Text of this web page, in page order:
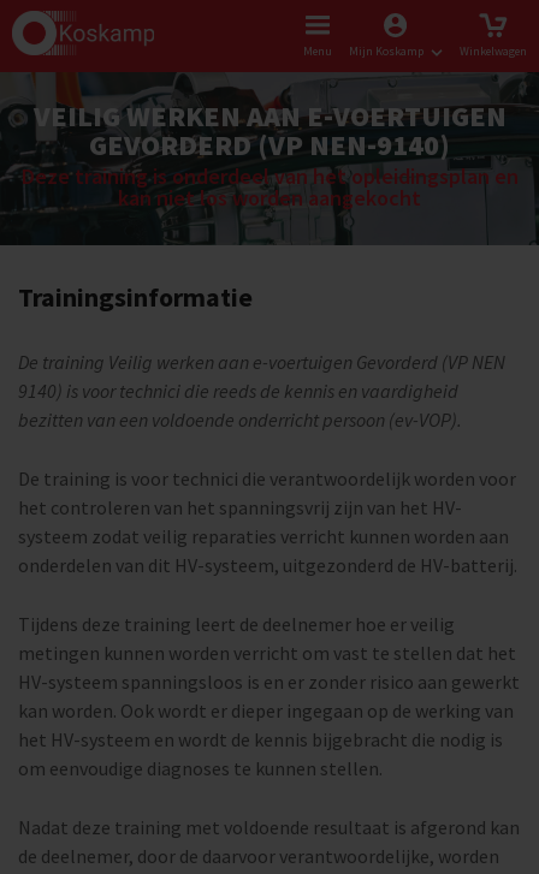
Menu Mijn Koskamp Winkelwagen
VEILIG WERKEN AAN E-VOERTUIGEN
GEVORDERD (VP NEN-9140)
Deze training is onderdeel van het opleidingsplan en
kan niet los worden aangekocht
Trainingsinformatie
De training Veilig werken aan e-voertuigen Gevorderd (VP NEN
9140) is voor technici die reeds de kennis en vaardigheid
bezitten van een voldoende onderricht persoon (ev-VOP).
De training is voor technici die verantwoordelijk worden voor
het controleren van het spanningsvrij zijn van het HV-
systeem zodat veilig reparaties verricht kunnen worden aan
onderdelen van dit HV-systeem, uitgezonderd de HV-batterij.
Tijdens deze training leert de deelnemer hoe er veilig
metingen kunnen worden verricht om vast te stellen dat het
HV-systeem spanningsloos is en er zonder risico aan gewerkt
kan worden. Ook wordt er dieper ingegaan op de werking van
het HV-systeem en wordt de kennis bijgebracht die nodig is
om eenvoudige diagnoses te kunnen stellen.
Nadat deze training met voldoende resultaat is afgerond kan
de deelnemer, door de daarvoor verantwoordelijke, worden